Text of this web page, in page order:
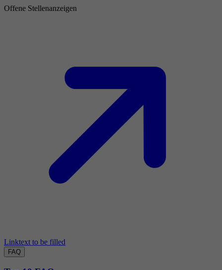
Offene Stellenanzeigen
Linktext to be filled
FAQ